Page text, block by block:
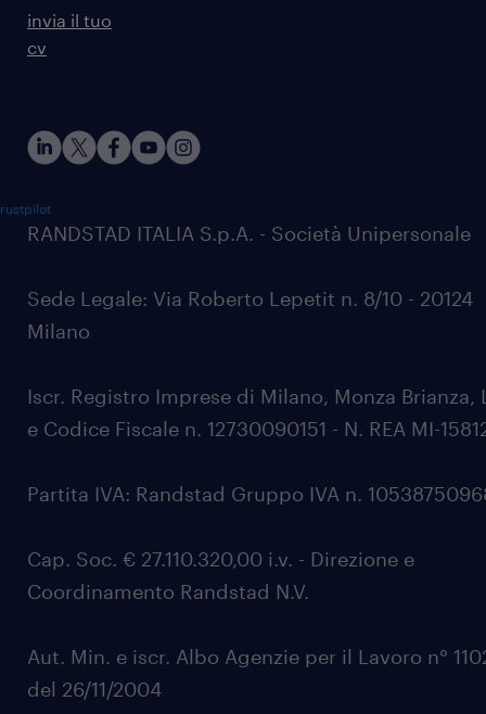
invia il tuo
cv
RANDSTAD ITALIA S.p.A. - Società Unipersonale
Sede Legale: Via Roberto Lepetit n. 8/10 - 20124
Milano
Iscr. Registro Imprese di Milano, Monza Brianza,
e Codice Fiscale n. 12730090151 - N. REA MI-
Partita IVA: Randstad Gruppo IVA n.
Cap. Soc. € 27.110.320,00 i.v. - Direzione e
Coordinamento Randstad N.V.
Aut. Min. e iscr. Albo Agenzie per il Lavoro n°
del 26/11/2004